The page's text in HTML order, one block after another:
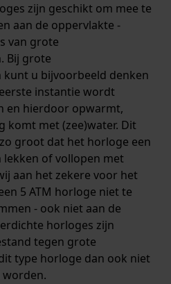
zijn geschikt om mee te
aan de oppervlakte -
van grote
Bij grote
u bijvoorbeeld denken
instantie wordt
en hierdoor opwarmt,
komt met (zee)water. Dit
groot dat het horloge een
lekken of vollopen met
aan het zekere voor het
5 ATM horloge niet te
- ook niet aan de
horloges zijn
tegen grote
type horloge dan ook niet